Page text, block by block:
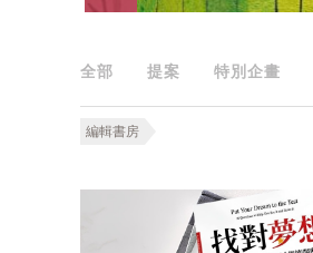
全部 提案 特別企畫
編輯書房